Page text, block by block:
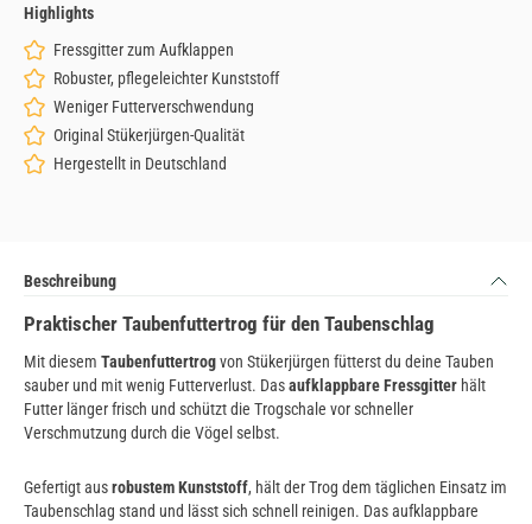
Highlights
Fressgitter zum Aufklappen
Robuster, pflegeleichter Kunststoff
Weniger Futterverschwendung
Original Stükerjürgen-Qualität
Hergestellt in Deutschland
Beschreibung
Praktischer Taubenfuttertrog für den Taubenschlag
Mit diesem Taubenfuttertrogvon Stükerjürgen fütterst du deine Tauben
sauber und mit wenig Futterverlust. Dasaufklappbare Fressgitter hält
Futter länger frisch und schützt die Trogschale vor schneller
Verschmutzung durch die Vögel selbst.
Gefertigt ausrobustem Kunststoff, hält der Trog dem täglichen Einsatz im
Taubenschlag stand und lässt sich schnell reinigen. Das aufklappbare